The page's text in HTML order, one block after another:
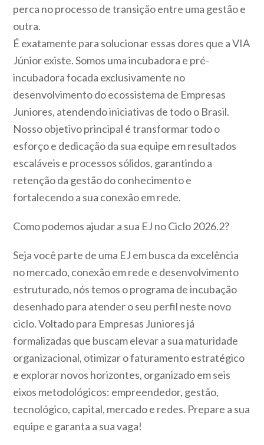
perca no processo de transição entre uma gestão e
outra.
É exatamente para solucionar essas dores que a VIA
Júnior existe. Somos uma incubadora e pré-
incubadora focada exclusivamente no
desenvolvimento do ecossistema de Empresas
Juniores, atendendo iniciativas de todo o Brasil.
Nosso objetivo principal é transformar todo o
esforço e dedicação da sua equipe em resultados
escaláveis e processos sólidos, garantindo a
retenção da gestão do conhecimento e
fortalecendo a sua conexão em rede.
Como podemos ajudar a sua EJ no Ciclo 2026.2?
Seja você parte de uma EJ em busca da excelência
no mercado, conexão em rede e desenvolvimento
estruturado, nós temos o programa de incubação
desenhado para atender o seu perfil neste novo
ciclo. Voltado para Empresas Juniores já
formalizadas que buscam elevar a sua maturidade
organizacional, otimizar o faturamento estratégico
e explorar novos horizontes, organizado em seis
eixos metodológicos: empreendedor, gestão,
tecnológico, capital, mercado e redes. Prepare a sua
equipe e garanta a sua vaga!